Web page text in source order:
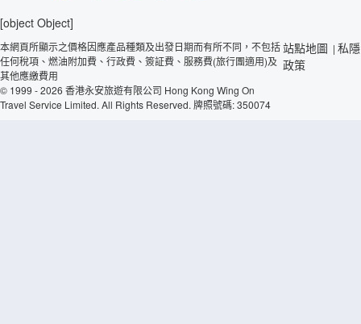
[object Object]
本網頁所顯示之價格因應產品種類及出發日期而有所不同，不包括
任何稅項、燃油附加費、行政費、簽証費、服務費(旅行團適用)及
其他應繳費用
© 1999 - 2026 香港永安旅遊有限公司 Hong Kong Wing On
Travel Service Limited. All Rights Reserved. 牌照號碼: 350074
站點地圖 | 私隱
政策